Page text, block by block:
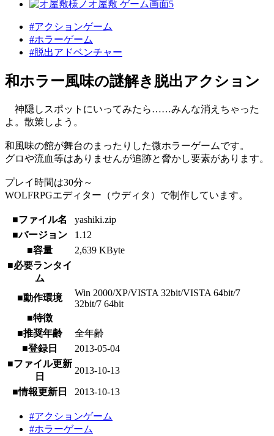
#アクションゲーム
#ホラーゲーム
#脱出アドベンチャー
和ホラー風味の謎解き脱出アクション
神隠しスポットにいってみたら……みんな消えちゃった
よ。散策しよう。
和風味の館が舞台のまったりした微ホラーゲームです。
グロや流血等はありませんが追跡と脅かし要素があります。
プレイ時間は30分～
WOLFRPGエディター（ウディタ）で制作しています。
■ファイル名
yashiki.zip
■バージョン
1.12
■容量
2,639 KByte
■必要ランタイ
ム
■動作環境
Win 2000/XP/VISTA 32bit/VISTA 64bit/7
32bit/7 64bit
■特徴
■推奨年齢
全年齢
■登録日
2013-05-04
■ファイル更新
日
2013-10-13
■情報更新日 2013-10-13
#アクションゲーム
#ホラーゲーム